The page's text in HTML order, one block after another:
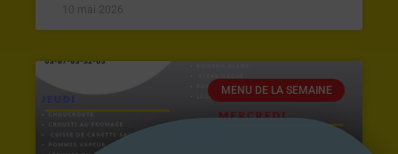
10 mai 2026
MENU DE LA SEMAINE